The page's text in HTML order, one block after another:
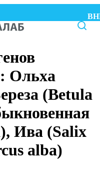
Ольха
(Betula
Ива (Salix
alba)